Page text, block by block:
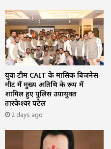
युवा टीम CAIT के मासिक बिजनेस
मीट में मुख्य अतिथि के रूप में
शामिल हुए पुलिस उपायुक्त
तारकेश्वर पटेल
2 days ago